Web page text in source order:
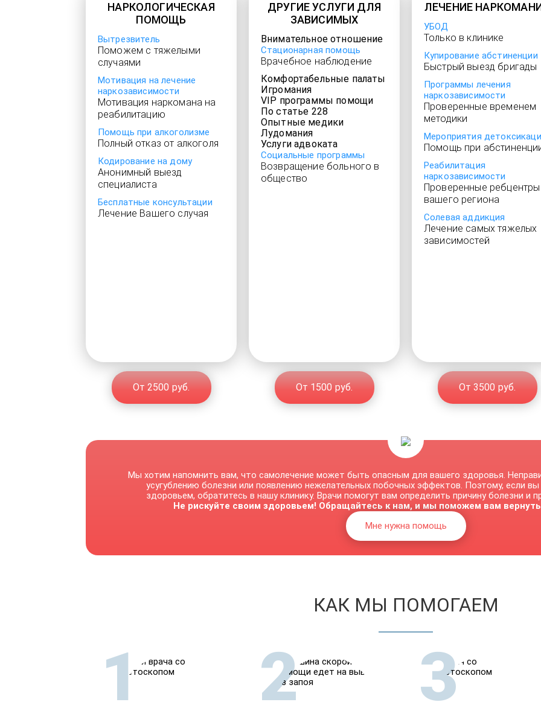
НАРКОЛОГИЧЕСКАЯ
ПОМОЩЬ
Вытрезвитель
Поможем с тяжелыми
случаями
Мотивация на лечение
наркозависимости
Мотивация наркомана на
реабилитацию
Помощь при алкоголизме
Полный отказ от алкоголя
Кодирование на дому
Анонимный выезд
специалиста
Бесплатные консультации
Лечение Вашего случая
От 2500 руб.
ДРУГИЕ УСЛУГИ ДЛЯ
ЗАВИСИМЫХ
Внимательное отношение
Стационарная помощь
Врачебное наблюдение
Комфортабельные палаты
Игромания
VIP программы помощи
По статье 228
Опытные медики
Лудомания
Услуги адвоката
Социальные программы
Возвращение больного в
общество
От 1500 руб.
ЛЕЧЕНИЕ
УБОД
Только в клинике
Купирование абстиненции
Быстрый выезд бригады
Программы лечения
наркозависимости
Проверенные временем
методики
Мероприятия
Помощь при
Реабилитация
наркозависимости
Проверенные ребцентры
вашего региона
Солевая аддикция
Лечение самых тяжелых
зависимостей
От 3500 руб.
Мы хотим напомнить вам, что самолечение может быть опасным для вашего здоровья.
усугублению болезни или появлению нежелательных побочных эффектов. Поэтому, если
здоровьем, обратитесь в нашу клинику. Врачи помогут вам определить причину болезни и
Не рискуйте своим здоровьем! Обращайтесь к нам, и мы поможем вам
Мне нужна помощь
КАК МЫ ПОМОГАЕМ
1 2 3